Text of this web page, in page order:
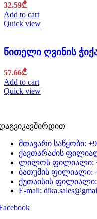
32.59₾
Add to cart
Quick view
წითელი ღვინის
57.66₾
Add to cart
Quick view
მთავარი საწყობი:
ქავთარაძის
ლილოს ფილიალი:
ბათუმის ფილიალი:
ქუთაისის ფილიალი:
E-mail: